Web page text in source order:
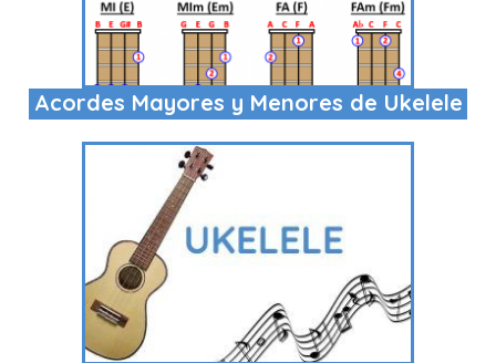
Acordes Mayores y Menores de Ukelele